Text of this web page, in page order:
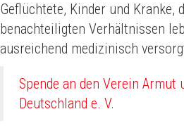
Geflüchtete, Kinder und Kranke,
benachteiligten Verhältnissen
ausreichend medizinisch
Spende an den Verein Armut
Deutschland e. V.